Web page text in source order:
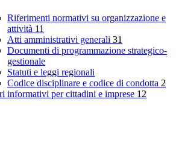
Riferimenti normativi su organizzazione e
attività 11
Atti amministrativi generali 31
Documenti di programmazione strategico-
gestionale
Statuti e leggi regionali
Codice disciplinare e codice di condotta 2
informativi per cittadini e imprese 12